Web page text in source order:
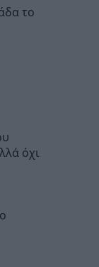
το
όχι